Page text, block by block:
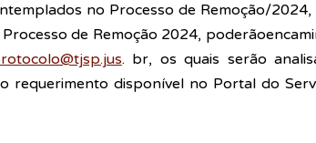
no Processo de Remoção/2024,
de Remoção 2024,
. br, os quais serão
requerimento disponível no Portal do